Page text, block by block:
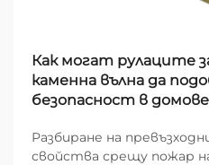
Как могат рулаците
каменна вълна да
безопасност в
Разбиране на
свойства срещу пожар